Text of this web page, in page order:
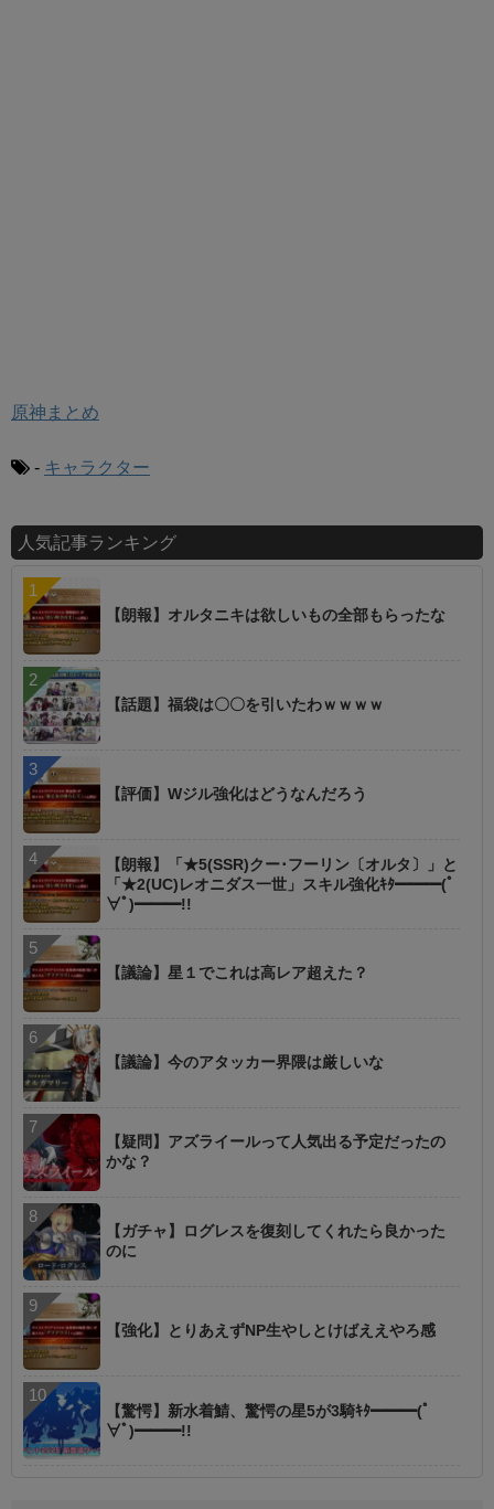
原神まとめ
- キャラクター
人気記事ランキング
【朗報】オルタニキは欲しいもの全部もらったな
【話題】福袋は〇〇を引いたわｗｗｗｗ
【評価】Wジル強化はどうなんだろう
【朗報】「★5(SSR)クー･フーリン〔オルタ〕」と
「★2(UC)レオニダス一世」スキル強化ｷﾀ━━━(ﾟ
∀ﾟ)━━━!!
【議論】星１でこれは高レア超えた？
【議論】今のアタッカー界隈は厳しいな
【疑問】アズライールって人気出る予定だったの
かな？
【ガチャ】ログレスを復刻してくれたら良かった
のに
【強化】とりあえずNP生やしとけばええやろ感
【驚愕】新水着鯖、驚愕の星5が3騎ｷﾀ━━━(ﾟ
∀ﾟ)━━━!!